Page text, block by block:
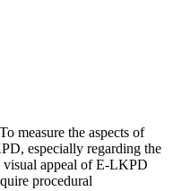
measure the aspects of
especially regarding the
visual appeal of E-LKPD
procedural